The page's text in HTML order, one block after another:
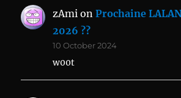
zAmi onProchaine
2026 ??
10 October 2024
w00t